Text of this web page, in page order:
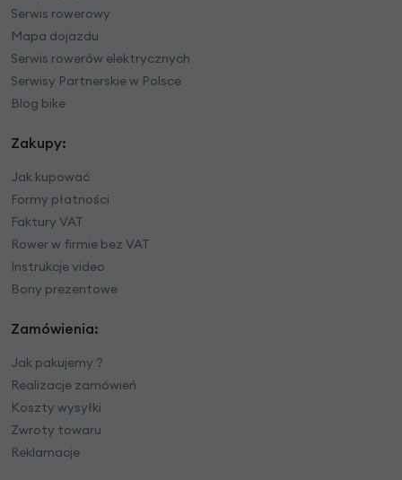
Serwis rowerowy
Mapa dojazdu
Serwis rowerów elektrycznych
Serwisy Partnerskie w Polsce
Blog bike
Zakupy:
Jak kupować
Formy płatności
Faktury VAT
Rower w firmie bez VAT
Instrukcje video
Bony prezentowe
Zamówienia:
Jak pakujemy ?
Realizacje zamówień
Koszty wysyłki
Zwroty towaru
Reklamacje